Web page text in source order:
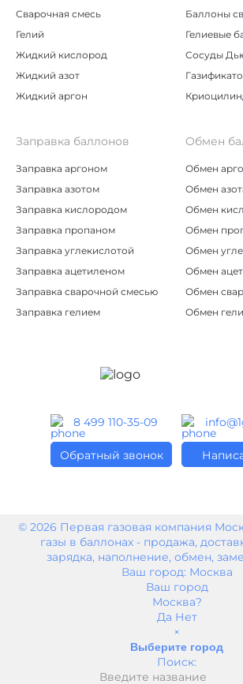
8 499 110-35-09
Обратный звонок
Сварочная смесь
Гелий
Жидкий кислород
Жидкий азот
Жидкий аргон
Баллоны
Гелиевые
Сосуды
Заправка баллонов
Заправка аргоном
Заправка азотом
Заправка кислородом
Заправка пропаном
Заправка углекислотой
Заправка ацетиленом
Заправка сварочной смесью
Заправка гелием
Обмен
Обмен
Обмен
Обмен
Обмен
Обмен
Обмен
Обмен
Обмен
© 2026 Первая газовая компания
газы в баллонах - продажа,
зарядка, наполнение, обмен,
Ваш город: Москва
Ваш город
Москва?
Да Нет
×
Выберите город
Поиск: